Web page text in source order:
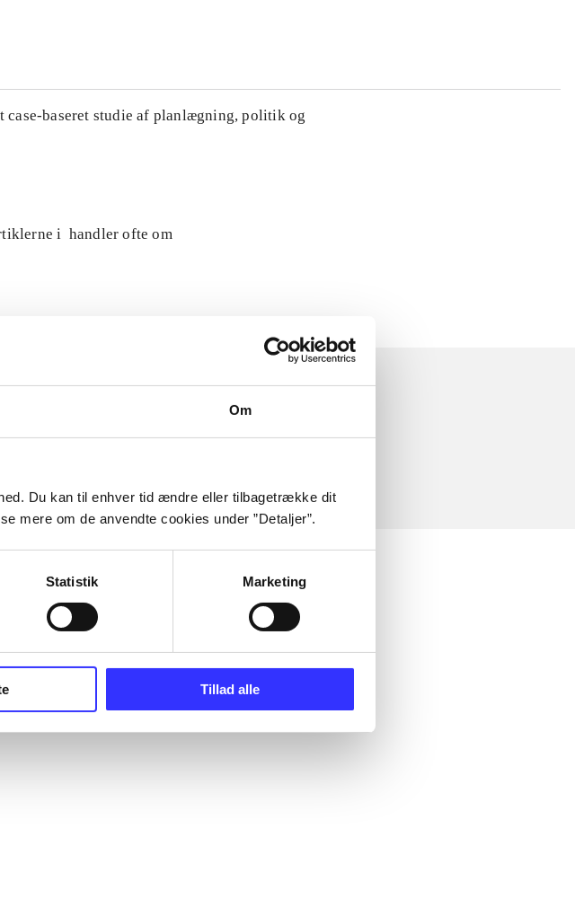
Om
Du kan til enhver tid ændre eller tilbagetrække dit
mere om de anvendte cookies under ”Detaljer”.
Statistik Marketing
Tillad alle
case-baseret studie af planlægning, politik og
i handler ofte om